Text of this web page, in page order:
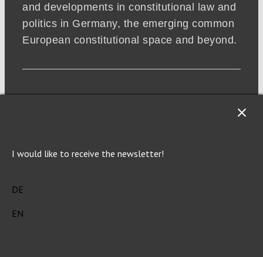
and developments in constitutional law and
politics in Germany, the emerging common
European constitutional space and beyond.
I would like to receive the newsletter!
DE
EN